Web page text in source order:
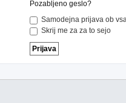
Pozabljeno geslo?
Samodejna prijava ob
Skrij me za za to sejo